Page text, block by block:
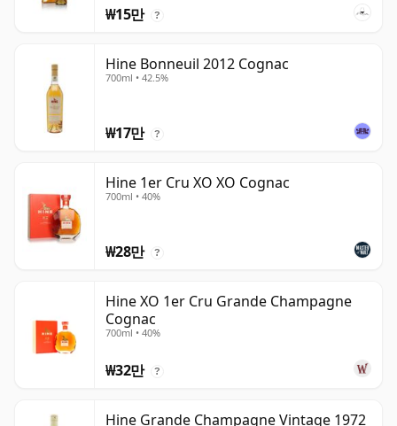
₩15만 ?
Hine Bonneuil 2012 Cognac
700ml • 42.5%
₩17만 ?
Hine 1er Cru XO XO Cognac
700ml • 40%
₩28만 ?
Hine XO 1er Cru Grande Champagne
Cognac
700ml • 40%
₩32만 ?
Hine Grande Champagne Vintage 1972